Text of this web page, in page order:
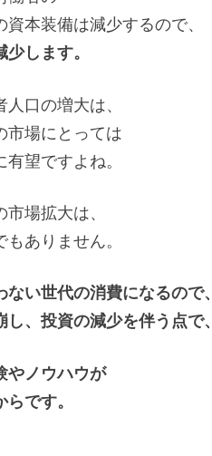
本装備は減少するので、
します。
口の増大は、
市場にとっては
望ですよね。
市場拡大は、
もありません。
ない世代の消費になるので、
し、投資の減少を伴う点で、
やノウハウが
です。